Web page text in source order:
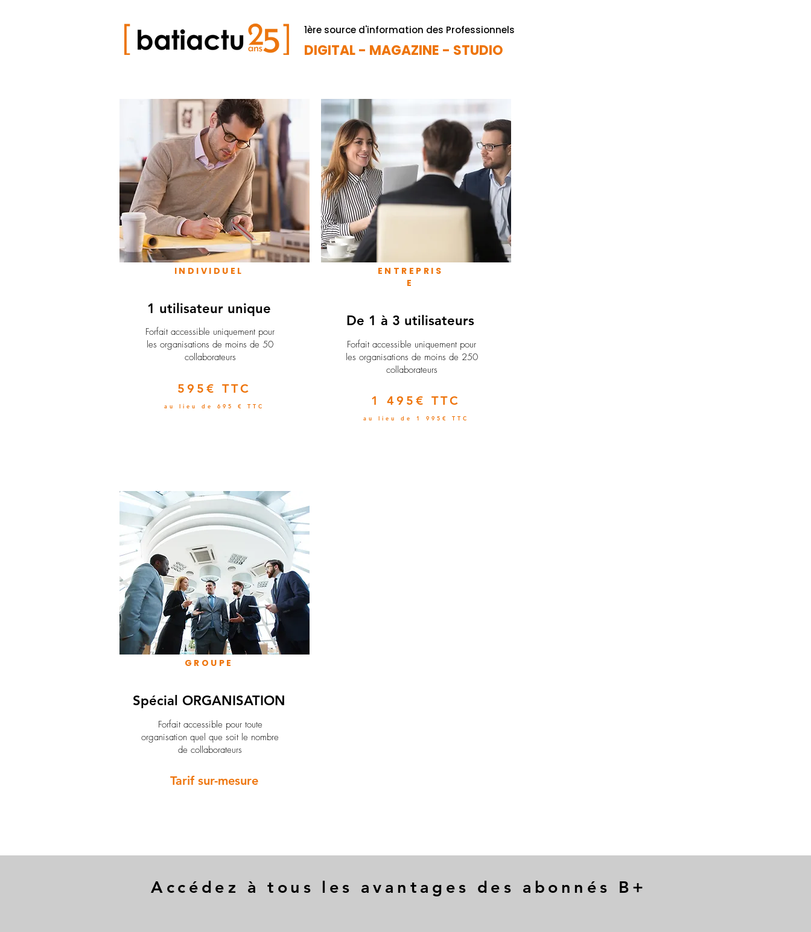
1ère source d'information des Professionnels
DIGITAL - MAGAZINE - STUDIO
INDIVIDUEL
1 utilisateur unique
​Forfait accessible uniquement pour
les organisations de moins de 50
collaborateurs
595€ TTC
au lieu de 695 € TTC
ENTREPRIS
E
De 1 à 3 utilisateurs
Forfait accessible uniquement pour
les organisations de moins de 250
collaborateurs
1 495€ TTC
au lieu de 1 995€ TTC
GROUPE
Spécial ORGANISATION
Forfait accessible pour toute
organisation quel que soit le nombre
de collaborateurs
Tarif sur-mesure
Accédez à tous les avantages des abonnés B+